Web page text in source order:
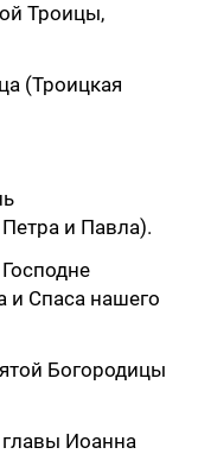
Троицы,
(Троицкая
и Павла).
и Спаса нашего
Богородицы
Иоанна